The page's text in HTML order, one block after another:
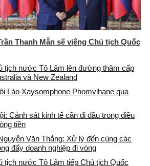
Thanh Mẫn sẽ viếng Chủ tịch Quốc
tịch nước Tô Lâm lên đường thăm cấp
và New Zealand
Lào Xaysomphone Phomvihane qua
Cảnh sát kinh tế cần đi đầu trong điều
tiền
Văn Thắng: Xử lý đến cùng các
đẩy doanh nghiệp đi vòng
tịch nước Tô Lâm tiếp Chủ tịch Quốc